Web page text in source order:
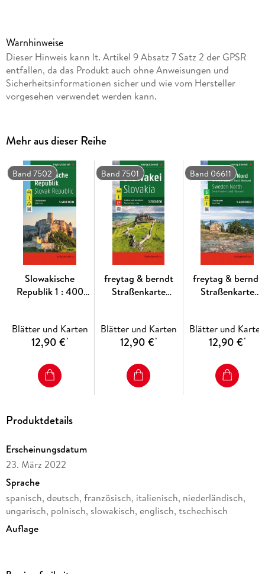
Mit Infoguide
Campingplätze
Ortsregister mit Postleitzahlen
Cityplan Campobasso, L'Aquila
Auto- und Motorradfahrer schätzen die exakte Kartographie
von freytag & berndt besonders für die Planung und
Orientierung vor Ort. Wohnwagenfahrer und Camper finden
in der Karte natürlich alle Campingplätze.
Die "Top Tips" - Reihe bietet ein kleines Beiheft, in dem die
wichtigsten Sehenswürdigkeiten der Region in mehreren
Sprachen kurz beschrieben sind. (Sprachen: Deutsch,
Gedruckt in Österreich.
Sprachen: Französisch, Tschechisch, Englisch, Deutsch,
Polnisch, Niederländisch, Italienisch, Slowakisch, Ungarisch
Warnhinweise
Dieser Hinweis kann lt. Artikel 9 Absatz 7 Satz 2 der GPSR
entfallen, da das Produkt auch ohne Anweisungen und
Sicherheitsinformationen sicher und wie vom Hersteller
vorgesehen verwendet werden kann.
Mehr aus dieser Reihe
Band 7502
Slowakische
Republik 1 : 400
Blätter und Karten
12,90 €*
Band 7501
freytag & berndt
Straßenkarte
Blätter und Karten
12,90 €*
Band 06611
freytag & berndt
Straßenkarte
Lappland - Umeå -
Östersund
Blätter und Karten
12,90 €*
Produktdetails
Erscheinungsdatum
23. März 2022
Sprache
spanisch, deutsch, französisch, italienisch, niederländisch,
ungarisch, polnisch, slowakisch, englisch, tschechisch
Auflage